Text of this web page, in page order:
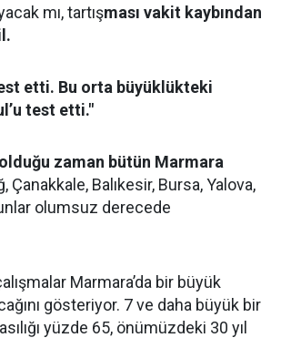
mı, tartışması vakit kaybından
etti. Bu orta büyüklükteki
test etti."
zaman bütün Marmara
Çanakkale, Balıkesir, Bursa, Yalova,
olumsuz derecede
Marmara’da bir büyük
gösteriyor. 7 ve daha büyük bir
yüzde 65, önümüzdeki 30 yıl